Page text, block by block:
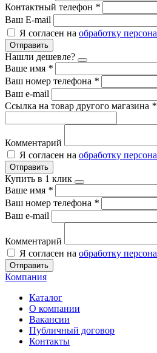
Контактный телефон *
Ваш E-mail
Я согласен на обработку
Отправить
Нашли дешевле?
Ваше имя *
Ваш номер телефона *
Ваш e-mail
Ссылка на товар другого магазина *
Комментарий
Я согласен на обработку
Отправить
Купить в 1 клик
Ваше имя *
Ваш номер телефона *
Ваш e-mail
Комментарий
Я согласен на обработку
Отправить
Компания
Каталог
О компании
Вакансии
Публичный договор
Контакты